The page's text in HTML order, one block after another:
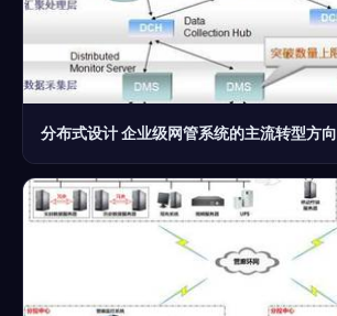
分布式设计 企业级网管系统的主流转型方向